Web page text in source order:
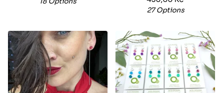
27 Options